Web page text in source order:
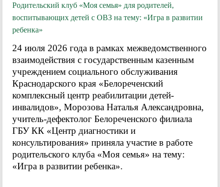
Родительский клуб «Моя семья» для родителей,
воспитывающих детей с ОВЗ на тему: «Игра в развитии
ребенка»
24 июля 2026 года в рамках межведомственного
взаимодействия с государственным казенным
учреждением социального обслуживания
Краснодарского края «Белореченский
комплексный центр реабилитации детей-
инвалидов», Морозова Наталья Александровна,
учитель-дефектолог Белореченского филиала
ГБУ КК «Центр диагностики и
консультирования» приняла участие в работе
родительского клуба «Моя семья» на тему:
«Игра в развитии ребенка».